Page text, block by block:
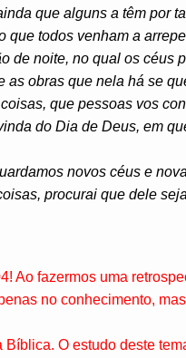
que alguns a têm por
que todos venham a
de noite, no qual os céus
as obras que nela há se
que pessoas vos
do Dia de Deus, em
novos céus e
procurai que dele
Ao fazermos uma
no conhecimento,
O estudo deste